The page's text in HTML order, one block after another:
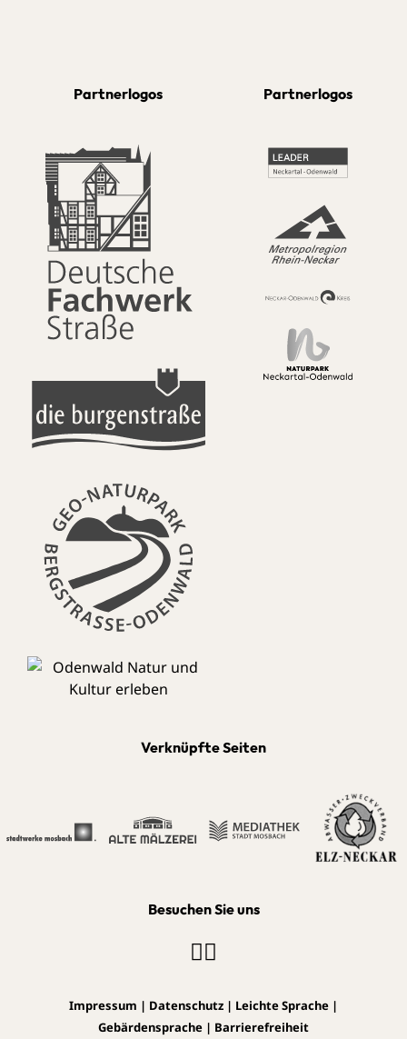
Partnerlogos Partnerlogos
Verknüpfte Seiten
Besuchen Sie uns
Impressum | Datenschutz | Leichte Sprache |
Gebärdensprache | Barrierefreiheit